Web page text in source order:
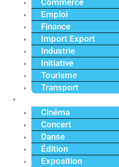
Commerce
Emploi
Finance
Import Export
Industrie
Initiative
Tourisme
Transport
Cinéma
Concert
Danse
Édition
Exposition